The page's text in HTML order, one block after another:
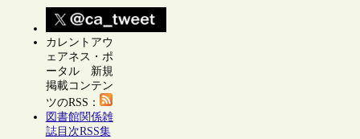
カレントアウ
ェアネス・ポ
ータル 新規
掲載コンテン
ツのRSS：
図書館関係雑
誌目次RSS集